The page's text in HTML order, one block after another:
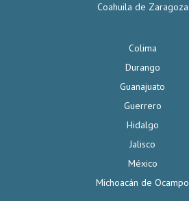
Coahuila de Zaragoza
Colima
Durango
Guanajuato
Guerrero
Hidalgo
Jalisco
México
Michoacán de Ocampo